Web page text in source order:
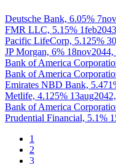
Deutsche Bank, 6.05%
FMR LLC, 5.15%
Pacific LifeCorp, 5.125%
JP Morgan, 6%
Bank of America
Bank of America
Emirates NBD Bank,
Metlife, 4.125%
Bank of America
Prudential Financial, 5.1%
1
2
3